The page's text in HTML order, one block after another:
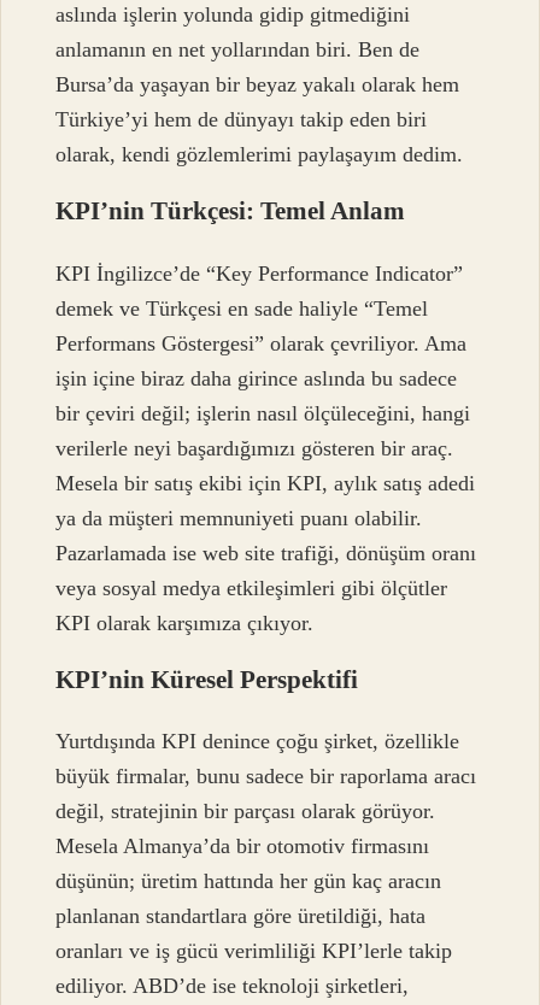
aslında işlerin yolunda gidip gitmediğini
anlamanın en net yollarından biri. Ben de
Bursa’da yaşayan bir beyaz yakalı olarak hem
Türkiye’yi hem de dünyayı takip eden biri
olarak, kendi gözlemlerimi paylaşayım dedim.
KPI’nin Türkçesi: Temel Anlam
KPI İngilizce’de “Key Performance Indicator”
demek ve Türkçesi en sade haliyle “Temel
Performans Göstergesi” olarak çevriliyor. Ama
işin içine biraz daha girince aslında bu sadece
bir çeviri değil; işlerin nasıl ölçüleceğini, hangi
verilerle neyi başardığımızı gösteren bir araç.
Mesela bir satış ekibi için KPI, aylık satış adedi
ya da müşteri memnuniyeti puanı olabilir.
Pazarlamada ise web site trafiği, dönüşüm oranı
veya sosyal medya etkileşimleri gibi ölçütler
KPI olarak karşımıza çıkıyor.
KPI’nin Küresel Perspektifi
Yurtdışında KPI denince çoğu şirket, özellikle
büyük firmalar, bunu sadece bir raporlama aracı
değil, stratejinin bir parçası olarak görüyor.
Mesela Almanya’da bir otomotiv firmasını
düşünün; üretim hattında her gün kaç aracın
planlanan standartlara göre üretildiği, hata
oranları ve iş gücü verimliliği KPI’lerle takip
ediliyor. ABD’de ise teknoloji şirketleri,